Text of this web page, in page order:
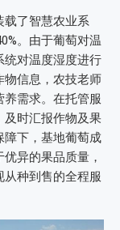
载了智慧农业系
。由于葡萄对温
统对温度湿度进行
物信息，农技老师
需求。在托管服
及时汇报作物及果
障下，基地葡萄成
异的果品质量，
从种到售的全程服